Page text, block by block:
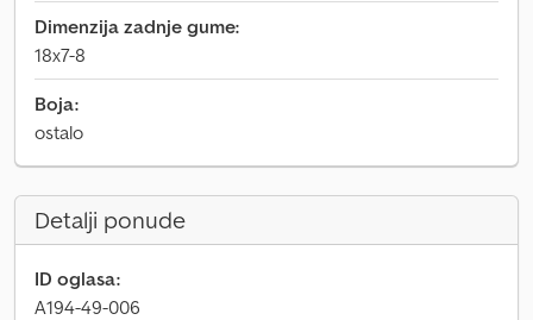
Dimenzija zadnje gume:
18x7-8
Boja:
ostalo
Detalji ponude
ID oglasa:
A194-49-006